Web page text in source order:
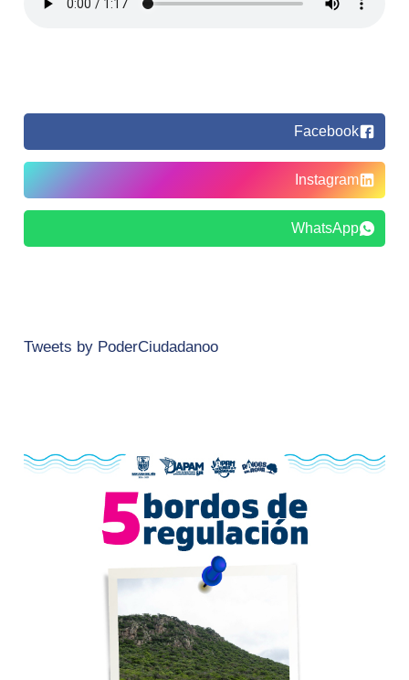
Facebook
Instagram
WhatsApp
Tweets by PoderCiudadanoo